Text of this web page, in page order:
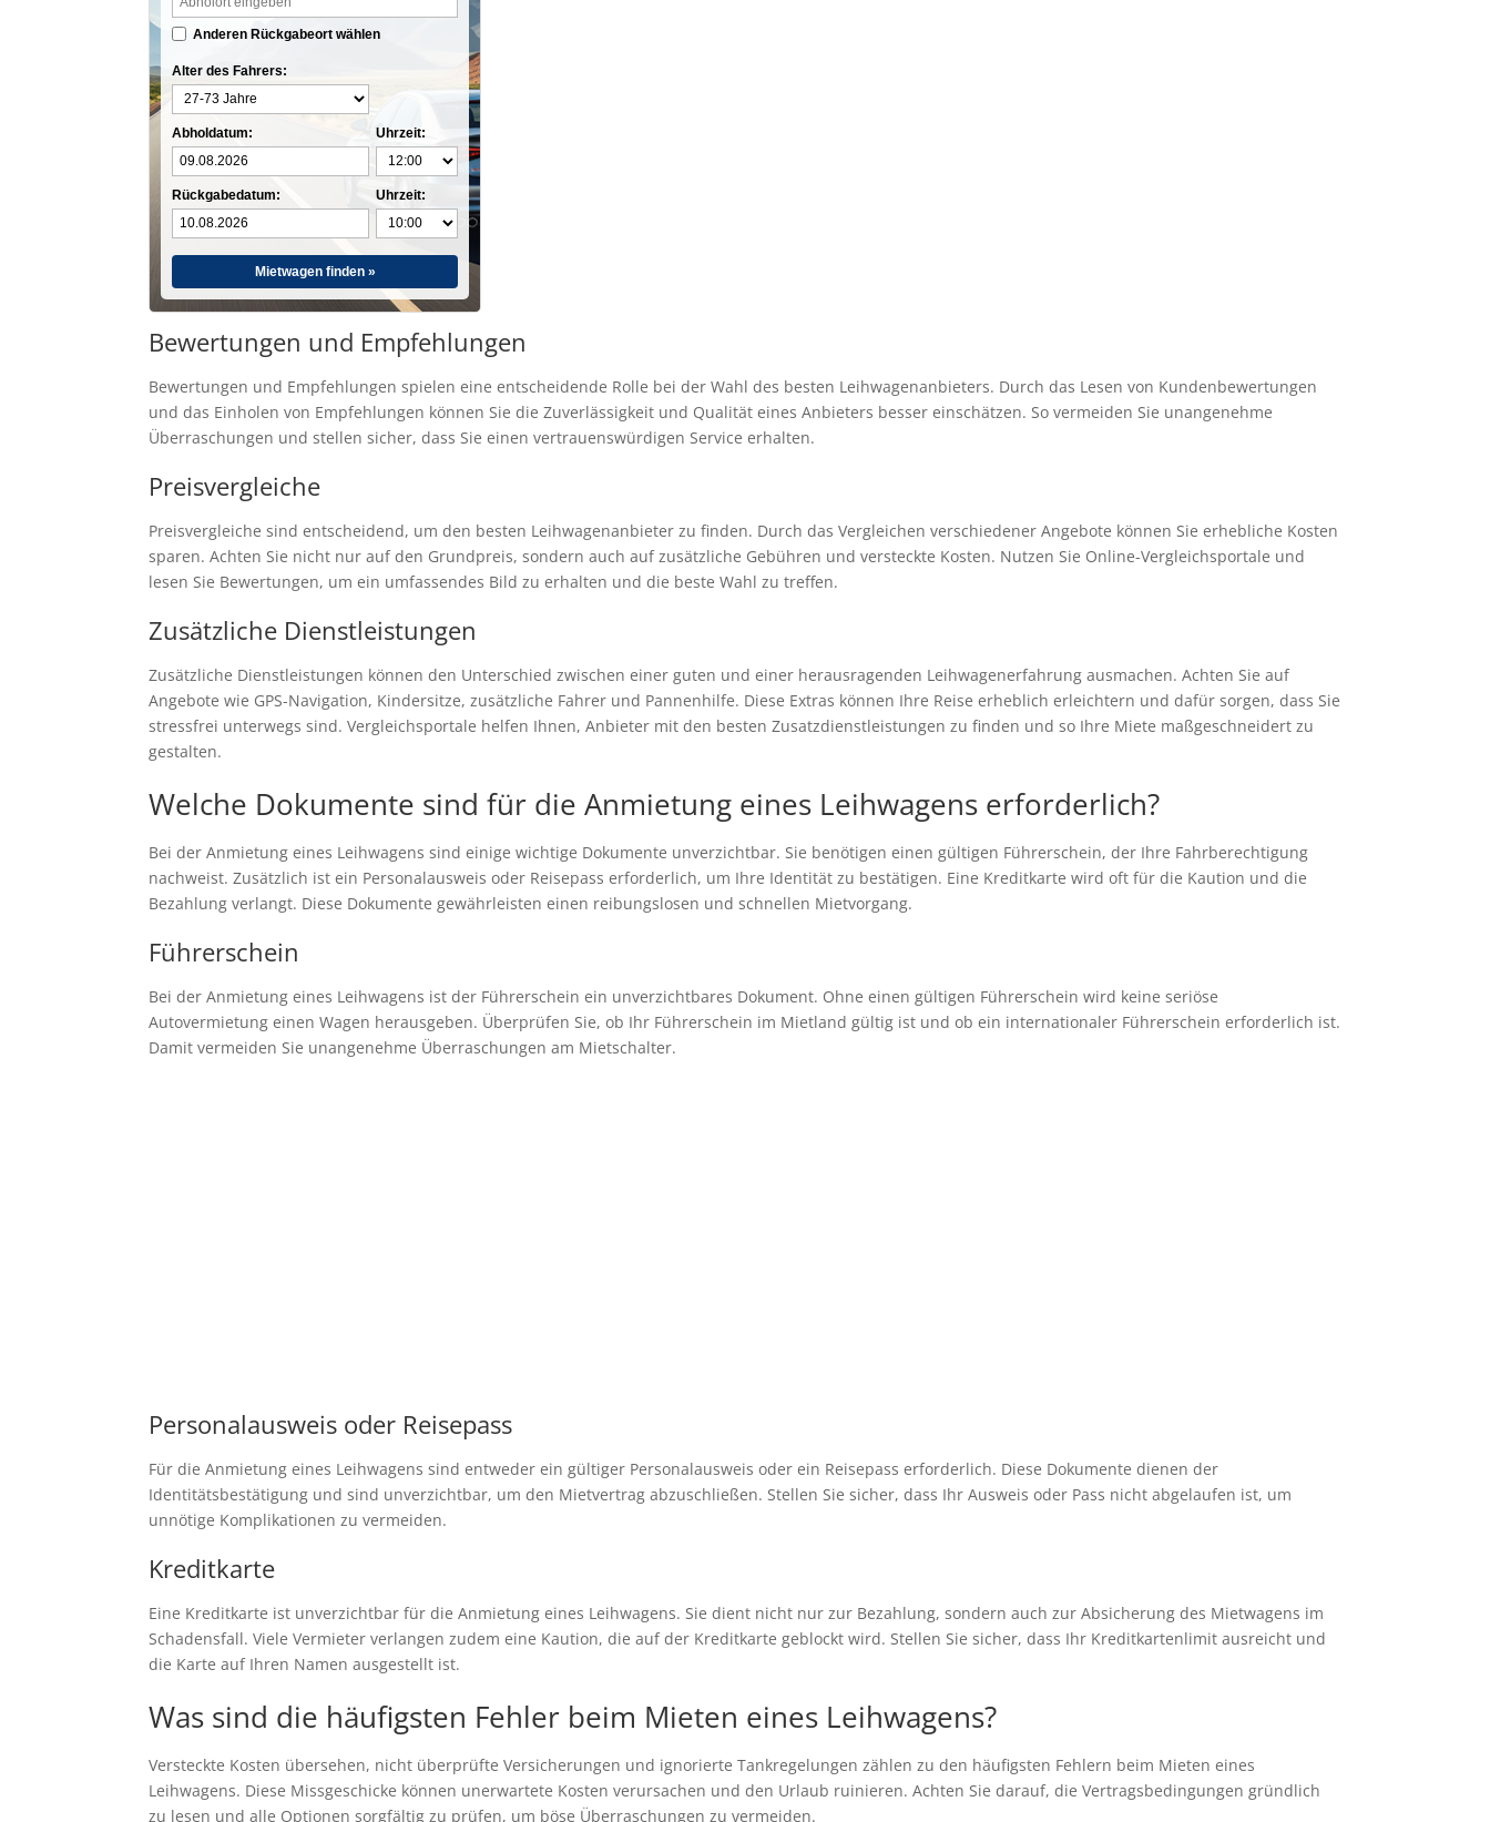
Anderen Rückgabeort wählen
Alter des Fahrers:
Abholdatum:
Rückgabedatum:
Uhrzeit:
Uhrzeit:
Mietwagen finden »
Bewertungen und Empfehlungen
Bewertungen und Empfehlungen spielen eine entscheidende Rolle bei der Wahl des besten Leihwagenanbieters. Durch das Lesen von Kundenbewertungen
und das Einholen von Empfehlungen können Sie die Zuverlässigkeit und Qualität eines Anbieters besser einschätzen. So vermeiden Sie unangenehme
Überraschungen und stellen sicher, dass Sie einen vertrauenswürdigen Service erhalten.
Preisvergleiche
Preisvergleiche sind entscheidend, um den besten Leihwagenanbieter zu finden. Durch das Vergleichen verschiedener Angebote können Sie erhebliche Kosten
sparen. Achten Sie nicht nur auf den Grundpreis, sondern auch auf zusätzliche Gebühren und versteckte Kosten. Nutzen Sie Online-Vergleichsportale und
lesen Sie Bewertungen, um ein umfassendes Bild zu erhalten und die beste Wahl zu treffen.
Zusätzliche Dienstleistungen
Zusätzliche Dienstleistungen können den Unterschied zwischen einer guten und einer herausragenden Leihwagenerfahrung ausmachen. Achten Sie auf
Angebote wie GPS-Navigation, Kindersitze, zusätzliche Fahrer und Pannenhilfe. Diese Extras können Ihre Reise erheblich erleichtern und dafür sorgen, dass Sie
stressfrei unterwegs sind. Vergleichsportale helfen Ihnen, Anbieter mit den besten Zusatzdienstleistungen zu finden und so Ihre Miete maßgeschneidert zu
gestalten.
Welche Dokumente sind für die Anmietung eines Leihwagens erforderlich?
Bei der Anmietung eines Leihwagens sind einige wichtige Dokumente unverzichtbar. Sie benötigen einen gültigen Führerschein, der Ihre Fahrberechtigung
nachweist. Zusätzlich ist ein Personalausweis oder Reisepass erforderlich, um Ihre Identität zu bestätigen. Eine Kreditkarte wird oft für die Kaution und die
Bezahlung verlangt. Diese Dokumente gewährleisten einen reibungslosen und schnellen Mietvorgang.
Führerschein
Bei der Anmietung eines Leihwagens ist der Führerschein ein unverzichtbares Dokument. Ohne einen gültigen Führerschein wird keine seriöse
Autovermietung einen Wagen herausgeben. Überprüfen Sie, ob Ihr Führerschein im Mietland gültig ist und ob ein internationaler Führerschein erforderlich ist.
Damit vermeiden Sie unangenehme Überraschungen am Mietschalter.
Personalausweis oder Reisepass
Für die Anmietung eines Leihwagens sind entweder ein gültiger Personalausweis oder ein Reisepass erforderlich. Diese Dokumente dienen der
Identitätsbestätigung und sind unverzichtbar, um den Mietvertrag abzuschließen. Stellen Sie sicher, dass Ihr Ausweis oder Pass nicht abgelaufen ist, um
unnötige Komplikationen zu vermeiden.
Kreditkarte
Eine Kreditkarte ist unverzichtbar für die Anmietung eines Leihwagens. Sie dient nicht nur zur Bezahlung, sondern auch zur Absicherung des Mietwagens im
Schadensfall. Viele Vermieter verlangen zudem eine Kaution, die auf der Kreditkarte geblockt wird. Stellen Sie sicher, dass Ihr Kreditkartenlimit ausreicht und
die Karte auf Ihren Namen ausgestellt ist.
Was sind die häufigsten Fehler beim Mieten eines Leihwagens?
Versteckte Kosten übersehen, nicht überprüfte Versicherungen und ignorierte Tankregelungen zählen zu den häufigsten Fehlern beim Mieten eines
Leihwagens. Diese Missgeschicke können unerwartete Kosten verursachen und den Urlaub ruinieren. Achten Sie darauf, die Vertragsbedingungen gründlich
zu lesen und alle Optionen sorgfältig zu prüfen, um böse Überraschungen zu vermeiden.